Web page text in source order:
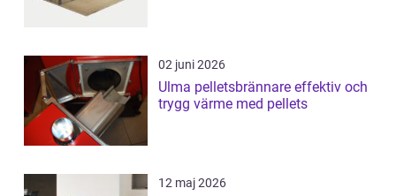
02 juni 2026
Ulma pelletsbrännare effektiv och
trygg värme med pellets
12 maj 2026